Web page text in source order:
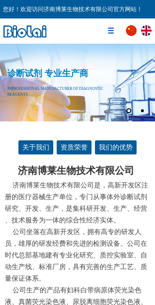
您好！欢迎访问济南博莱生物技术有限公司官方网站！
诊断试剂 专业生产商
PRPROFESSIONAL MANUFACTURER OF DIAGNOSTIC
REAGENTS
关于我们 资质荣誉 我们的优势
济南博莱生物技术有限公司
济南博莱生物技术有限公司是，高新开发区注
册的医疗器械生产单位，专门从事体外诊断试剂
研究、开发、生产，是集科研开发、生产、经营
、技术服务为一体的综合性经济实体。
公司坐落在高新开发区，拥有高专的研发人
员，雄厚的研发经费和先进的检测设备。公司在
时代总部基地建有专业化研究、质控实验室、自
动生产线、标准厂房，具有完善的生产工艺、质
量保证体系。
公司生产的产品有妇科白带病原体荧光染色
液、真菌荧光染色液、尿脱离细胞荧光染色液、